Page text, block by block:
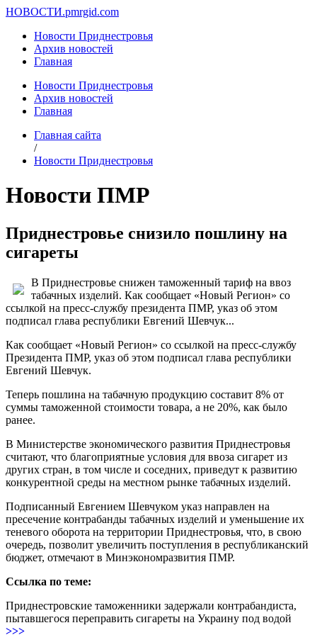
НОВОСТИ.pmrgid.com
Новости Приднестровья
Архив новостей
Главная
Новости Приднестровья
Архив новостей
Главная
Главная сайта
/
Новости Приднестровья
Новости ПМР
Приднестровье снизило пошлину на
сигареты
В Приднестровье снижен таможенный тариф на ввоз
табачных изделий. Как сообщает «Новый Регион» со
ссылкой на пресс-службу президента ПМР, указ об этом
подписал глава республики Евгений Шевчук...
Как сообщает «Новый Регион» со ссылкой на пресс-службу
Президента ПМР, указ об этом подписал глава республики
Евгений Шевчук.
Теперь пошлина на табачную продукцию составит 8% от
суммы таможенной стоимости товара, а не 20%, как было
ранее.
В Министерстве экономического развития Приднестровья
считают, что благоприятные условия для ввоза сигарет из
других стран, в том числе и соседних, приведут к развитию
конкурентной среды на местном рынке табачных изделий.
Подписанный Евгением Шевчуком указ направлен на
пресечение контрабанды табачных изделий и уменьшение их
теневого оборота на территории Приднестровья, что, в свою
очередь, позволит увеличить поступления в республиканский
бюджет, отмечают в Минэкономразвития ПМР.
Ссылка по теме:
Приднестровские таможенники задержали контрабандиста,
пытавшегося переправить сигареты на Украину под водой
>>>